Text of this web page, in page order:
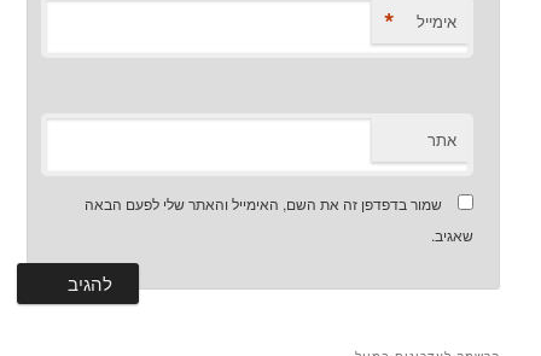
אימייל *
אתר
שמור בדפדפן זה את השם, האימייל והאתר שלי לפעם הבאה
שאגיב.